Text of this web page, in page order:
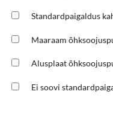
Standardpaigaldus
Maaraam
Alusplaat
Ei soovi